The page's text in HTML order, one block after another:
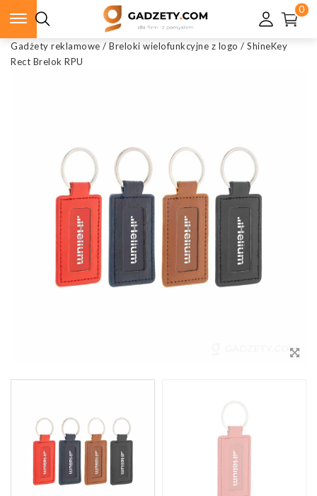
0
Gadżety reklamowe / Breloki wielofunkcyjne z logo / ShineKey
Rect Brelok RPU